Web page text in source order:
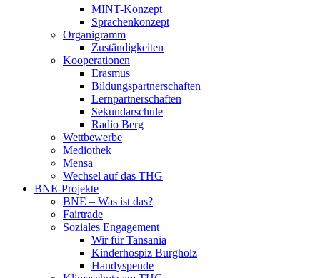
MINT-Konzept
Sprachenkonzept
Organigramm
Zuständigkeiten
Kooperationen
Erasmus
Bildungspartnerschaften
Lernpartnerschaften
Sekundarschule
Radio Berg
Wettbewerbe
Mediothek
Mensa
Wechsel auf das THG
BNE-Projekte
BNE – Was ist das?
Fairtrade
Soziales Engagement
Wir für Tansania
Kinderhospiz Burgholz
Handyspende